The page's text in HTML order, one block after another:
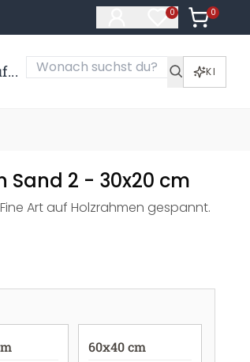
0
Artikel im
0
Artikel
KI
Sand 2 - 30x20 cm
Art auf Holzrahmen gespannt.
60x40 cm